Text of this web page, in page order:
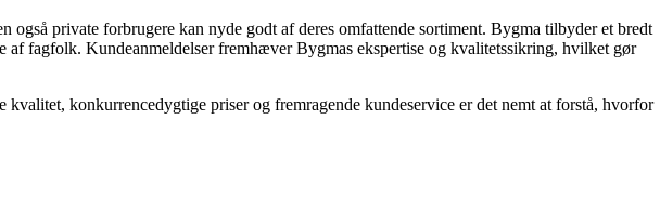
private forbrugere kan nyde godt af deres omfattende sortiment. Bygma tilbyder et bredt
fagfolk. Kundeanmeldelser fremhæver Bygmas ekspertise og kvalitetssikring, hvilket gør
konkurrencedygtige priser og fremragende kundeservice er det nemt at forstå, hvorfor